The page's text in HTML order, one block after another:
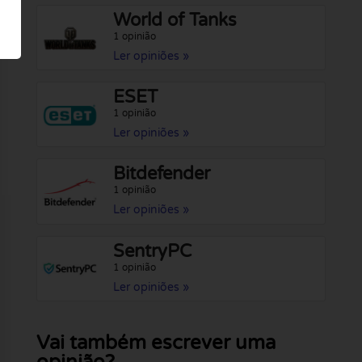
World of Tanks
1 opinião
Ler opiniões »
ESET
1 opinião
Ler opiniões »
Bitdefender
1 opinião
Ler opiniões »
SentryPC
1 opinião
Ler opiniões »
Vai também escrever uma